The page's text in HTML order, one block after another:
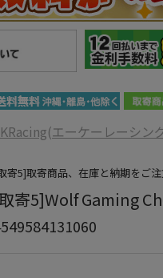
エーケーレーシン
寄5]取寄商品、在庫と納期をご
寄5]Wolf Gaming